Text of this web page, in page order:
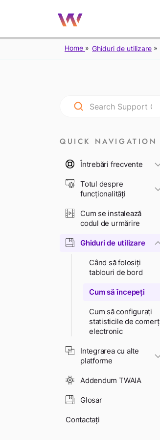
Home Ghiduri de utilizare
QUICK NAVIGATION
Întrebări frecvente
Totul despre
funcționalități
Cum se instalează
codul de urmărire
Ghiduri de utilizare
Când să folosiți
tablouri de bord
Cum să începeți
Cum să configurați
statisticile de comerț
electronic
Integrarea cu alte
platforme
Addendum TWAIA
Glosar
Contactați